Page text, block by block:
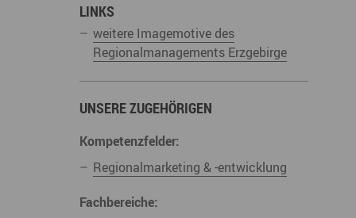
LINKS
weitere Imagemotive des
Regionalmanagements Erzgebirge
UNSERE ZUGEHÖRIGEN
Kompetenzfelder:
Regionalmarketing & -entwicklung
Fachbereiche: